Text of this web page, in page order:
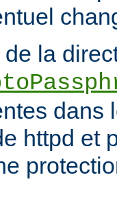
la
dans
httpd et